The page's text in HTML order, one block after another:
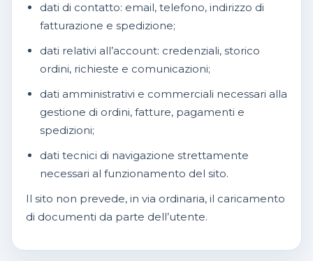
dati di contatto: email, telefono, indirizzo di
fatturazione e spedizione;
dati relativi all’account: credenziali, storico
ordini, richieste e comunicazioni;
dati amministrativi e commerciali necessari alla
gestione di ordini, fatture, pagamenti e
spedizioni;
dati tecnici di navigazione strettamente
necessari al funzionamento del sito.
Il sito non prevede, in via ordinaria, il caricamento
di documenti da parte dell’utente.